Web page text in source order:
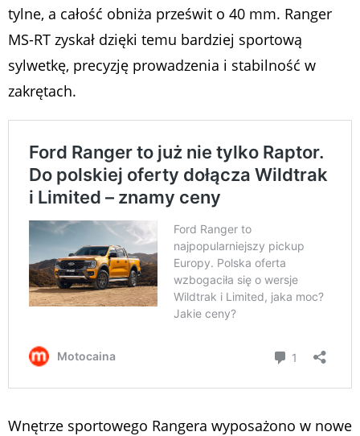
tylne, a całość obniża prześwit o 40 mm. Ranger
MS-RT zyskał dzięki temu bardziej sportową
sylwetkę, precyzję prowadzenia i stabilność w
zakrętach.
Wnętrze sportowego Rangera wyposażono w nowe